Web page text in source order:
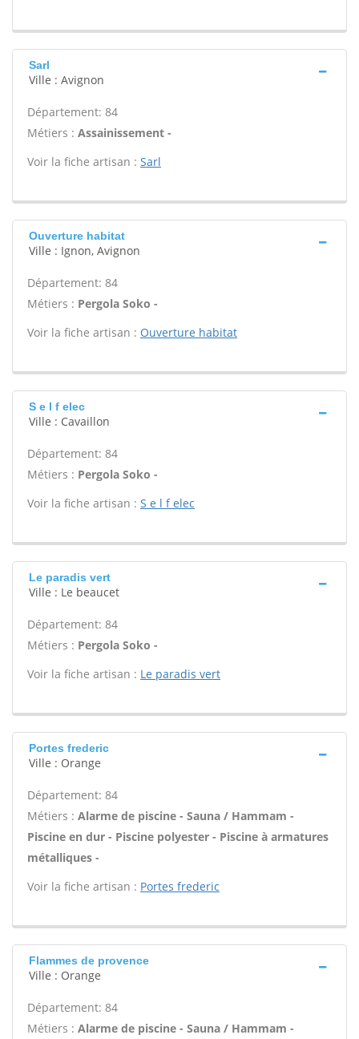
Sarl
Ville : Avignon
Département: 84
Métiers : Assainissement -
Voir la fiche artisan : Sarl
Ouverture habitat
Ville : Ignon, Avignon
Département: 84
Métiers : Pergola Soko -
Voir la fiche artisan : Ouverture habitat
S e l f elec
Ville : Cavaillon
Département: 84
Métiers : Pergola Soko -
Voir la fiche artisan : S e l f elec
Le paradis vert
Ville : Le beaucet
Département: 84
Métiers : Pergola Soko -
Voir la fiche artisan : Le paradis vert
Portes frederic
Ville : Orange
Département: 84
Métiers : Alarme de piscine - Sauna / Hammam -
Piscine en dur - Piscine polyester - Piscine à armatures
métalliques -
Voir la fiche artisan : Portes frederic
Flammes de provence
Ville : Orange
Département: 84
Métiers : Alarme de piscine - Sauna / Hammam -